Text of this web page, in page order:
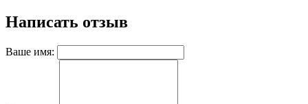
Написать отзыв
Ваше имя: